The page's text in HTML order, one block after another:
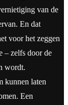
van de
En dat
voor het zeggen
– zelfs door de
wordt.
kunnen laten
Een